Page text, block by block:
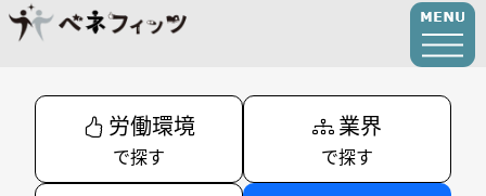
労働環境
で探す
業界
で探す